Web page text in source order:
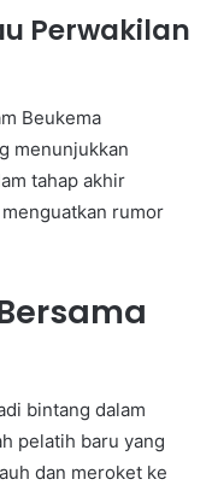
Perwakilan
Beukema
menunjukkan
tahap akhir
rumor
bintang dalam
pelatih baru yang
dan meroket ke